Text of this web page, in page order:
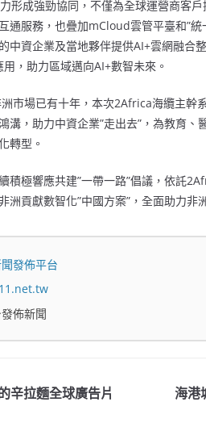
形成強勁協同，不僅為全球運營商客
通服務，也疊加mCloud雲管平臺和”
中資企業及當地夥伴提供AI+雲網融合
，助力區域邁向AI+數智未來。
市場已有十年，本次2Africa海纜主幹
溝，助力中資企業”走出去”，為教育
轉型。
積極響應共建”一帶一路”倡議，依託
洲貢獻數智化”中國方案”，全面助力非
發佈平台
佈新聞
辛拉麵全球廣告片
海港